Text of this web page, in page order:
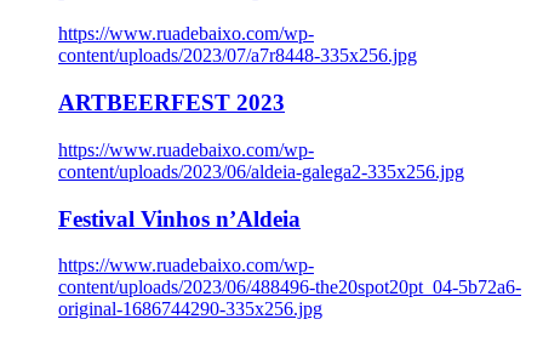
https://www.ruadebaixo.com/wp-
content/uploads/2023/07/a7r8448-335x256.jpg
ARTBEERFEST 2023
https://www.ruadebaixo.com/wp-
content/uploads/2023/06/aldeia-galega2-335x256.jpg
Festival Vinhos n’Aldeia
https://www.ruadebaixo.com/wp-
content/uploads/2023/06/488496-the20spot20pt_04-5b72a6-
original-1686744290-335x256.jpg